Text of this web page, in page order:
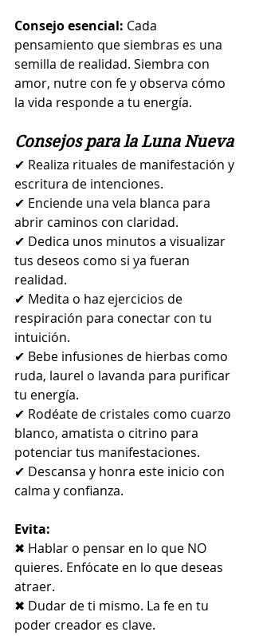
Consejo esencial: Cada
pensamiento que siembras es una
semilla de realidad. Siembra con
amor, nutre con fe y observa cómo
la vida responde a tu energía.
Consejos para la Luna Nueva
✔ Realiza rituales de manifestación y
escritura de intenciones.
✔ Enciende una vela blanca para
abrir caminos con claridad.
✔ Dedica unos minutos a visualizar
tus deseos como si ya fueran
realidad.
✔ Medita o haz ejercicios de
respiración para conectar con tu
intuición.
✔ Bebe infusiones de hierbas como
ruda, laurel o lavanda para purificar
tu energía.
✔ Rodéate de cristales como cuarzo
blanco, amatista o citrino para
potenciar tus manifestaciones.
✔ Descansa y honra este inicio con
calma y confianza.
Evita:
✖ Hablar o pensar en lo que NO
quieres. Enfócate en lo que deseas
atraer.
✖ Dudar de ti mismo. La fe en tu
poder creador es clave.